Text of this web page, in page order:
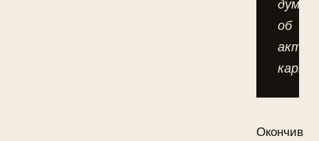
об
Окончив